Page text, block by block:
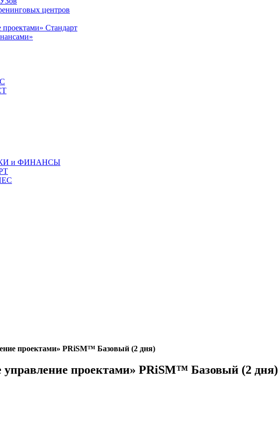
центров
проектами» Стандарт
и ФИНАНСЫ
проектами» PRiSM™ Базовый (2 дня)
управление проектами» PRiSM™ Базовый (2 дня)